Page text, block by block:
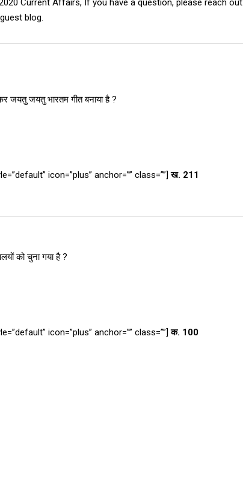
Current Affairs, If you have a question, please reach out
blog.
जयतु जयतु भारतम गीत बनाया है ?
icon=”plus” anchor=”” class=””]ख. 211
को चुना गया है ?
icon=”plus” anchor=”” class=””]क. 100